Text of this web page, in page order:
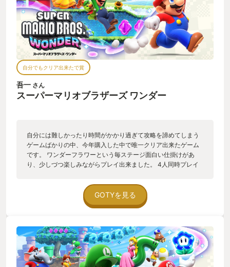
自分でもクリア出来たで賞
吾一 さん
スーパーマリオブラザーズ ワンダー
自分には難しかったり時間がかかり過ぎて攻略を諦めてしまう
ゲームばかりの中、今年購入した中で唯一クリア出来たゲーム
です。 ワンダーフラワーという毎ステージ面白い仕掛けがあ
り、少しづつ楽しみながらプレイ出来ました。 4人同時プレイ
プレイのはずなのに相手のプレイによってミス扱いになったり
が、逆にわちゃわちゃして楽しかったです。
GOTYを見る